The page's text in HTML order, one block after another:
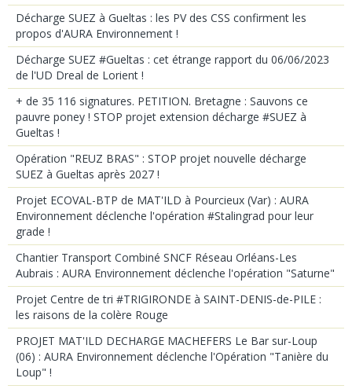
Décharge SUEZ à Gueltas : les PV des CSS confirment les
propos d'AURA Environnement !
Décharge SUEZ #Gueltas : cet étrange rapport du 06/06/2023
de l'UD Dreal de Lorient !
+ de 35 116 signatures. PETITION. Bretagne : Sauvons ce
pauvre poney ! STOP projet extension décharge #SUEZ à
Gueltas !
Opération "REUZ BRAS" : STOP projet nouvelle décharge
SUEZ à Gueltas après 2027 !
Projet ECOVAL-BTP de MAT'ILD à Pourcieux (Var) : AURA
Environnement déclenche l'opération #Stalingrad pour leur
grade !
Chantier Transport Combiné SNCF Réseau Orléans-Les
Aubrais : AURA Environnement déclenche l'opération "Saturne"
Projet Centre de tri #TRIGIRONDE à SAINT-DENIS-de-PILE :
les raisons de la colère Rouge
PROJET MAT'ILD DECHARGE MACHEFERS Le Bar sur-Loup
(06) : AURA Environnement déclenche l'Opération "Tanière du
Loup" !